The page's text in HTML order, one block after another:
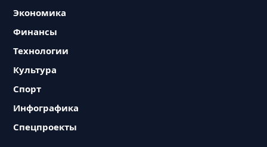
Экономика
Финансы
Технологии
Культура
Спорт
Инфографика
Спецпроекты